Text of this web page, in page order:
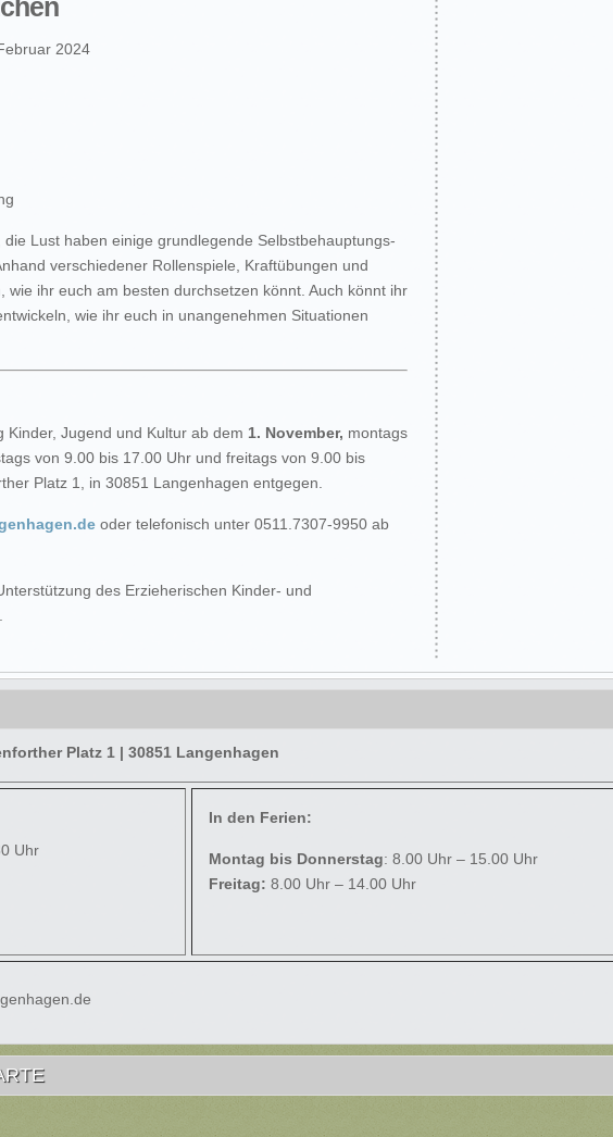
2024
Lust haben einige grundlegende Selbstbehauptungs-
verschiedener Rollenspiele, Kraftübungen und
ihr euch am besten durchsetzen könnt. Auch könnt ihr
wie ihr euch in unangenehmen Situationen
Kinder, Jugend und Kultur ab dem 1. November, montags
von 9.00 bis 17.00 Uhr und freitags von 9.00 bis
Platz 1, in 30851 Langenhagen entgegen.
oder telefonisch unter 0511.7307-9950 ab
des Erzieherischen Kinder- und
Platz 1 | 30851 Langenhagen
Uhr
In den Ferien:
Montag bis Donnerstag: 8.00 Uhr – 15.00 Uhr
Freitag: 8.00 Uhr – 14.00 Uhr